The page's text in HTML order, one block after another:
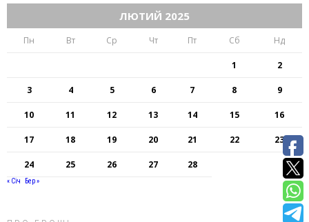
ЛЮТИЙ 2025
Пн Вт Ср Чт Пт Сб Нд
1 2
3 4 5 6 7 8 9
10 11 12 13 14 15 16
17 18 19 20 21 22 23
24 25 26 27 28
« Січ Бер »